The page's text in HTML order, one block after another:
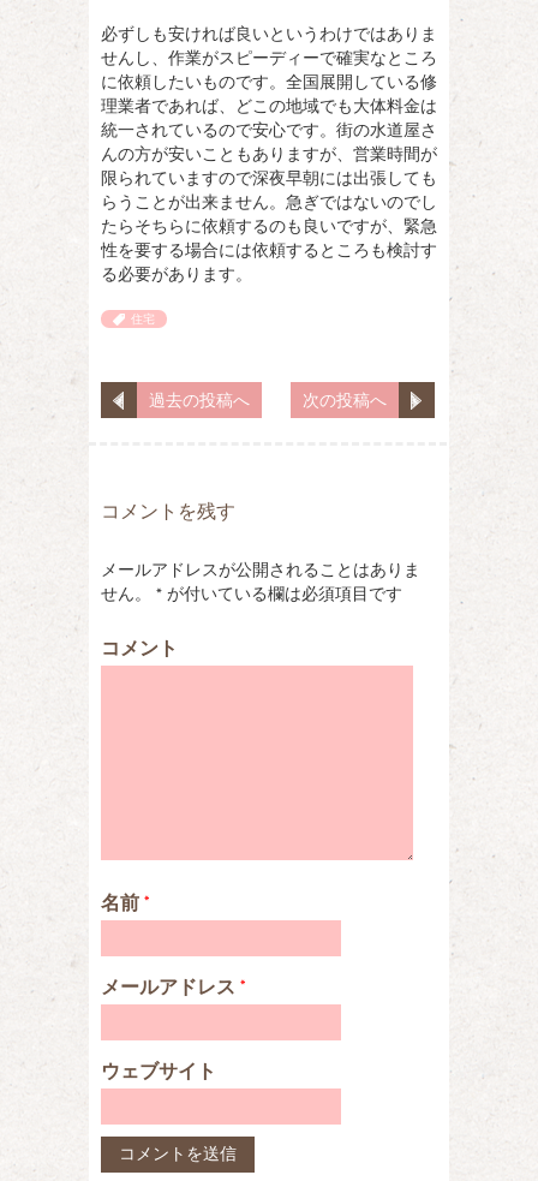
必ずしも安ければ良いというわけではありま
せんし、作業がスピーディーで確実なところ
に依頼したいものです。全国展開している修
理業者であれば、どこの地域でも大体料金は
統一されているので安心です。街の水道屋さ
んの方が安いこともありますが、営業時間が
限られていますので深夜早朝には出張しても
らうことが出来ません。急ぎではないのでし
たらそちらに依頼するのも良いですが、緊急
性を要する場合には依頼するところも検討す
る必要があります。
住宅
過去の投稿へ 次の投稿へ
コメントを残す
メールアドレスが公開されることはありま
せん。
* が付いている欄は必須項目です
コメント
名前 *
メールアドレス *
ウェブサイト